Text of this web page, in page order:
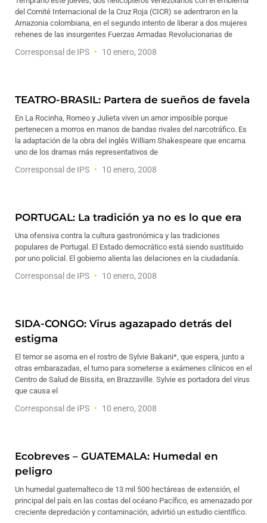
del Comité Internacional de la Cruz Roja (CICR) se adentraron en la
Amazonia colombiana, en el segundo intento de liberar a dos mujeres
rehenes de las insurgentes Fuerzas Armadas Revolucionarias de
Corresponsal de IPS 10 enero, 2008
TEATRO-BRASIL: Partera de sueños de favela
En La Rocinha, Romeo y Julieta viven un amor imposible porque
pertenecen a morros en manos de bandas rivales del narcotráfico. Es
la adaptación de la obra del inglés William Shakespeare que encarna
uno de los dramas más representativos de
Corresponsal de IPS 10 enero, 2008
PORTUGAL: La tradición ya no es lo que era
Una ofensiva contra la cultura gastronómica y las tradiciones
populares de Portugal. El Estado democrático está siendo sustituido
por uno policial. El gobierno alienta las delaciones en la ciudadanía.
Corresponsal de IPS 10 enero, 2008
SIDA-CONGO: Virus agazapado detrás del
estigma
El temor se asoma en el rostro de Sylvie Bakani*, que espera, junto a
otras embarazadas, el turno para someterse a exámenes clínicos en el
Centro de Salud de Bissita, en Brazzaville. Sylvie es portadora del virus
que causa el
Corresponsal de IPS 10 enero, 2008
Ecobreves – GUATEMALA: Humedal en
peligro
Un humedal guatemalteco de 13 mil 500 hectáreas de extensión, el
principal del país en las costas del océano Pacífico, es amenazado por
creciente depredación y contaminación, advirtió un estudio científico.